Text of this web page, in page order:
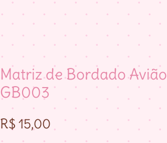
Matriz de Bordado Avião
GB003
R$ 15,00 Preço